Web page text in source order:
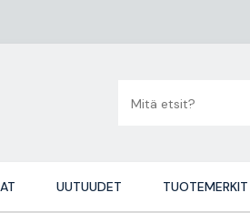
UUTUUDET TUOTEMERKIT